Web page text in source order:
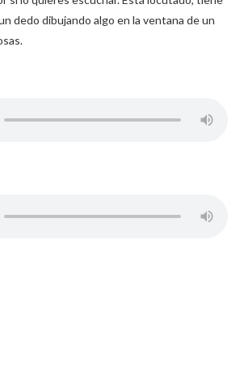
dedo dibujando algo en la ventana de un